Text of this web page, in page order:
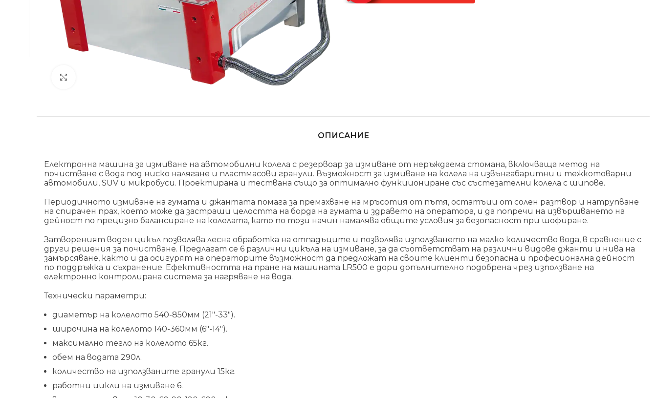
ОПИСАНИЕ
Електронна машина за измиване на автомобилни колела с резервоар за измиване от неръждаема стомана, включваща метод на
почистване с вода под ниско налягане и пластмасови гранули. Възможност за измиване на колела на извънгабаритни и тежкотоварни
автомобили, SUV и микробуси. Проектирана и тествана също за оптимално функциониране със състезателни колела с шипове.
Периодичното измиване на гумата и джантата помага за премахване на мръсотия от пътя, остатъци от солен разтвор и натрупване
на спирачен прах, което може да застраши целостта на борда на гумата и здравето на оператора, и да попречи на извършването на
дейност по прецизно балансиране на колелата, като по този начин намалява общите условия за безопасност при шофиране.
Затвореният воден цикъл позволява лесна обработка на отпадъците и позволява използването на малко количество вода, в сравнение с
други решения за почистване. Предлагат се 6 различни цикъла на измиване, за да съответстват на различни видове джанти и нива на
замърсяване, както и да осигурят на операторите възможност да предложат на своите клиенти безопасна и професионална дейност
по поддръжка и съхранение. Ефективността на пране на машината LR500 е дори допълнително подобрена чрез използване на
електронно контролирана система за нагряване на вода.
Технически параметри:
диаметър на колелото 540-850мм (21″-33″).
широчина на колелото 140-360мм (6″-14″).
максимално тегло на колелото 65кг.
обем на водата 290л.
количество на използваните гранули 15кг.
работни цикли на измиване 6.